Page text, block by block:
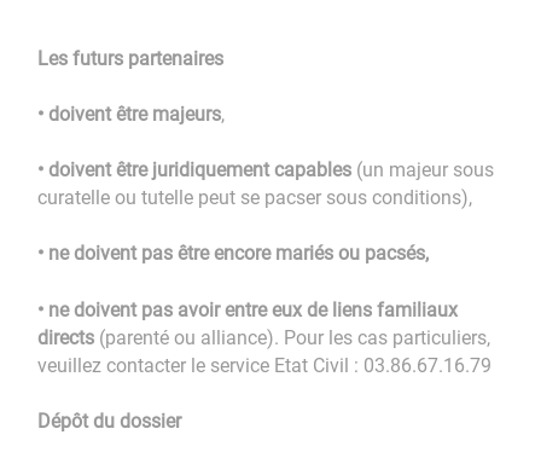
Les futurs partenaires
• doivent être majeurs,
• doivent être juridiquement capables (un majeur sous
curatelle ou tutelle peut se pacser sous conditions),
• ne doivent pas être encore mariés ou pacsés,
• ne doivent pas avoir entre eux de liens familiaux
directs (parenté ou alliance). Pour les cas particuliers,
veuillez contacter le service Etat Civil : 03.86.67.16.79
Dépôt du dossier